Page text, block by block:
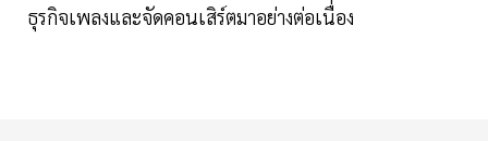
ธุรกิจเพลงและจัดคอนเสิร์ตมาอย่างต่อเนื่อง